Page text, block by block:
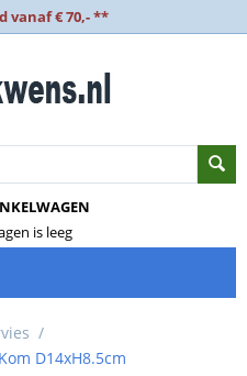
vanaf € 70,- **
is leeg
/
D14xH8.5cm